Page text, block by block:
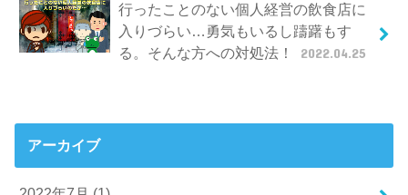
行ったことのない個人経営の飲食店に
入りづらい…勇気もいるし躊躇もす
る。そんな方への対処法！
2022.04.25
アーカイブ